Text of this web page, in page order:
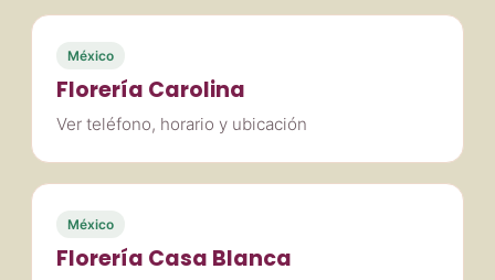
México
Florería Carolina
Ver teléfono, horario y ubicación
México
Florería Casa Blanca